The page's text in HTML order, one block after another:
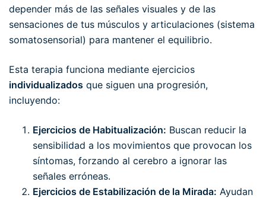
depender más de las señales visuales y de las
sensaciones de tus músculos y articulaciones (sistema
somatosensorial) para mantener el equilibrio.
Esta terapia funciona mediante ejercicios
individualizados que siguen una progresión,
incluyendo:
Ejercicios de Habitualización: Buscan reducir la
sensibilidad a los movimientos que provocan los
síntomas, forzando al cerebro a ignorar las
señales erróneas.
Ejercicios de Estabilización de la Mirada: Ayudan